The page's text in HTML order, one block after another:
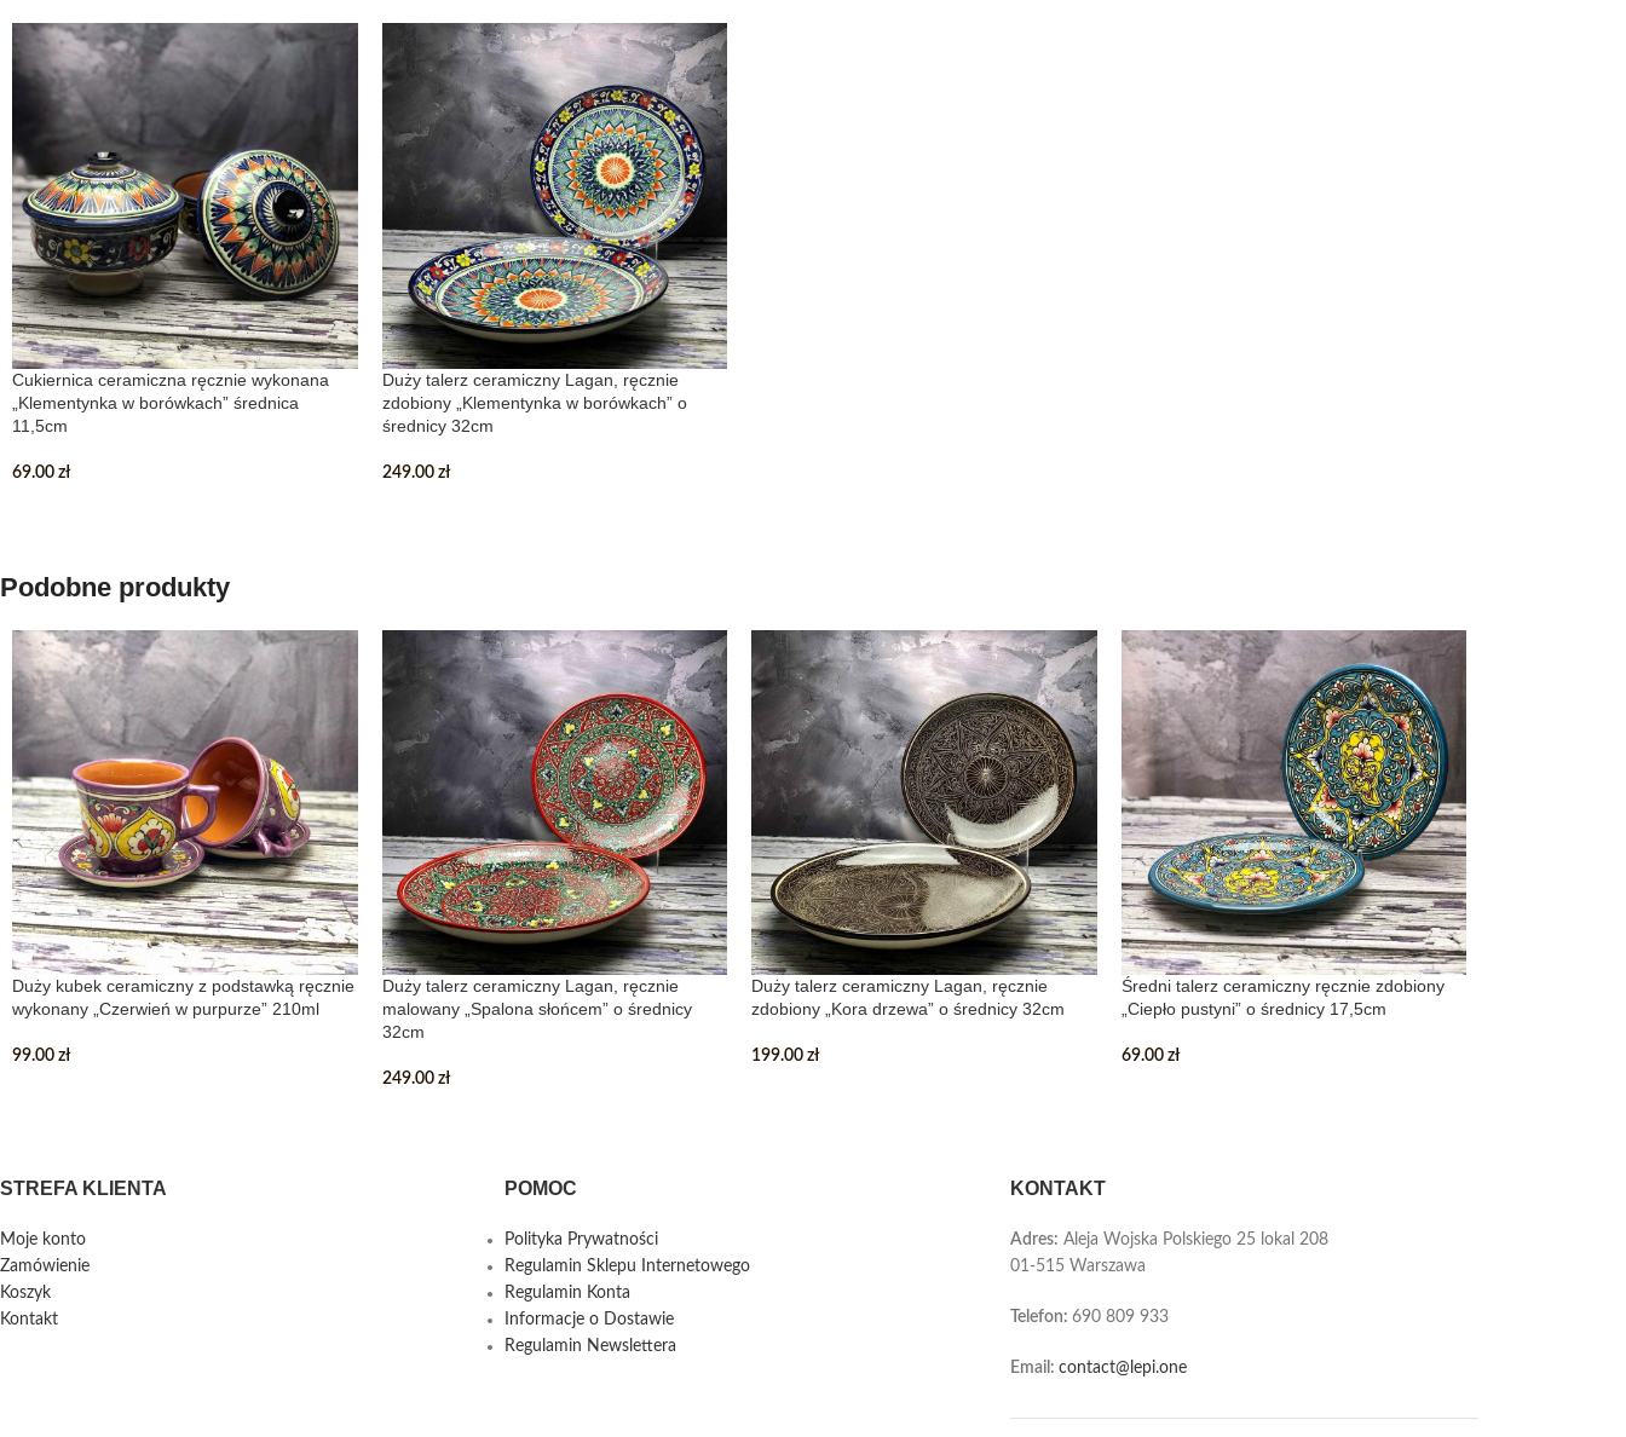
Cukiernica ceramiczna ręcznie wykonana
„Klementynka w borówkach” średnica
11,5cm
69.00 zł
Duży talerz ceramiczny Lagan, ręcznie
zdobiony „Klementynka w borówkach” o
średnicy 32cm
249.00 zł
Podobne produkty
Duży kubek ceramiczny z podstawką ręcznie
wykonany „Czerwień w purpurze” 210ml
99.00 zł
Duży talerz ceramiczny Lagan, ręcznie
malowany „Spalona słońcem” o średnicy
32cm
249.00 zł
Duży talerz ceramiczny Lagan, ręcznie
zdobiony „Kora drzewa” o średnicy 32cm
199.00 zł
Średni talerz ceramiczny ręcznie zdobiony
„Ciepło pustyni” o średnicy 17,5cm
69.00 zł
STREFA KLIENTA
Moje konto
Zamówienie
Koszyk
Kontakt
POMOC
Polityka Prywatności
Regulamin Sklepu Internetowego
Regulamin Konta
Informacje o Dostawie
Regulamin Newslettera
KONTAKT
Adres: Aleja Wojska Polskiego 25 lokal 208
01-515 Warszawa
Telefon: 690 809 933
Email: contact@lepi.one